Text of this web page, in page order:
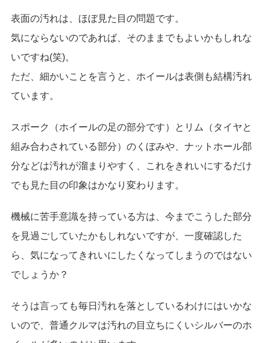
表面の汚れは、ほぼ見た目の問題です。
気にならないのであれば、そのままでもよいかもしれな
いですね(笑)。
ただ、細かいことを言うと、ホイールは表側も結構汚れ
ています。
スポーク（ホイールの足の部分です）とリム（タイヤと
組み合わされている部分）のくぼみや、ナットホール部
分などは汚れが溜まりやすく、これをきれいにするだけ
でも見た目の印象はかなり変わります。
機械に苦手意識を持っている方は、今までこうした部分
を見過ごしていたかもしれないですが、一度確認した
ら、気になってきれいにしたくなってしまうのではない
でしょうか？
そうは言っても毎日汚れを落としているわけにはいかな
いので、普通クルマは汚れの目立ちにくいシルバーのホ